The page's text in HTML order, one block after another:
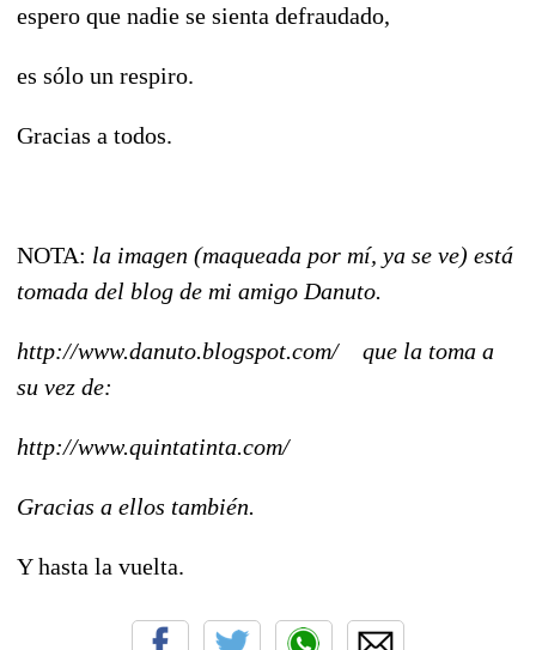
espero que nadie se sienta defraudado,
es sólo un respiro.
Gracias a todos.
NOTA: la imagen (maqueada por mí, ya se ve) está
tomada del blog de mi amigo Danuto.
http://www.danuto.blogspot.com/ que la toma a
su vez de:
http://www.quintatinta.com/
Gracias a ellos también.
Y hasta la vuelta.